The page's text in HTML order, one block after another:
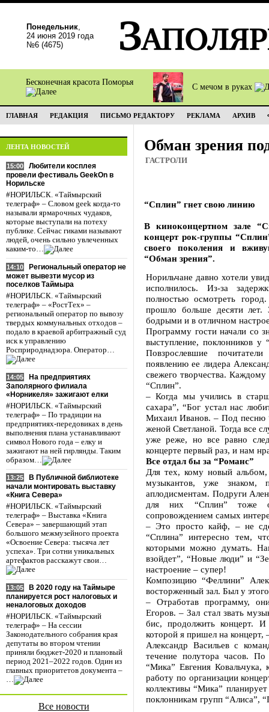
Понедельник,
24 июня 2019 года
№6 (4675)
Бесконечная красота Поморья
С мечом в руках
ГЛАВНАЯ РЕДАКЦИЯ ПИСЬМО РЕДАКТОРУ РЕКЛАМА АРХИВ
ЛЕНТА НОВОСТЕЙ
15:00
Любители косплея
провели фестиваль GeekOn в
Норильске
#НОРИЛЬСК. «Таймырский
телеграф» – Словом geek когда-то
называли ярмарочных чудаков,
которые выступали на потеху
публике. Сейчас гиками называют
людей, очень сильно увлеченных
каким-то…
14:10
Региональный оператор не
может вывезти мусор из
поселков Таймыра
#НОРИЛЬСК. «Таймырский
телеграф» – «РостТех» –
региональный оператор по вывозу
твердых коммунальных отходов –
подало в краевой арбитражный суд
иск к управлению
Росприроднадзора. Оператор…
14:05
На предприятиях
Заполярного филиала
«Норникеля» зажигают елки
#НОРИЛЬСК. «Таймырский
телеграф» – По традиции на
предприятиях-передовиках в день
выполнения плана устанавливают
символ Нового года – елку и
зажигают на ней гирлянды. Таким
образом…
13:25
В Публичной библиотеке
начали монтировать выставку
«Книга Севера»
#НОРИЛЬСК. «Таймырский
телеграф» – Выставка «Книга
Севера» – завершающий этап
большого межмузейного проекта
«Освоение Севера: тысяча лет
успеха». Три сотни уникальных
артефактов расскажут свои…
13:05
В 2020 году на Таймыре
планируется рост налоговых и
неналоговых доходов
#НОРИЛЬСК. «Таймырский
телеграф» – На сессии
Законодательного собрания края
депутаты во втором чтении
приняли бюджет-2020 и плановый
период 2021–2022 годов. Один из
главных приоритетов документа –
…
Все новости
Обман зрения
ГАСТРОЛИ
“Сплин” гнет свою линию
В киноконцертном зале
концерт рок-группы
своего поколения и
“Обман зрения”.
Норильчане давно хотели
исполнилось. Из-за
полностью осмотреть
прошло больше десяти
бодрыми и в отличном
Программу гости начали со
выступление, поклонников у
Повзрослевшие
появлению ее лидера
свежего творчества.
“Сплин”.
– Когда мы учились в
сахара”, “Бог устал нас
Михаил Иванов. – Под песню
женой Светланой. Тогда все
уже реже, но все равно
концерте первый раз, и нам
Все отдал бы за “Романс”
Для тех, кому новый альбом,
музыкантов, уже знаком,
аплодисментам. Подруги
для них “Сплин” тоже
сопровождением самых
– Это просто кайф, – не
“Сплина” интересно тем,
которыми можно думать.
взойдет”, “Новые люди” и
настроение – супер!
Композицию “Феллини”
восторженный зал. Был у
– Отработав программу,
Егоров. – Зал стал звать
бис, продолжить концерт.
которой я пришел на концерт,
Александр Васильев с
течение полутора часов. По
“Мика” Евгения
работу по организации
коллективы “Мика”
поклонникам групп “Алиса”,